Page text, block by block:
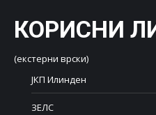
КОРИСНИ
(екстерни врски)
ЈКП Илинден
ЗЕЛС